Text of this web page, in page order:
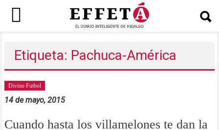
contenidoEtiqueta: Pachuca-América
Divino Futbol
14 de mayo, 2015
Cuando hasta los villamelones te dan la